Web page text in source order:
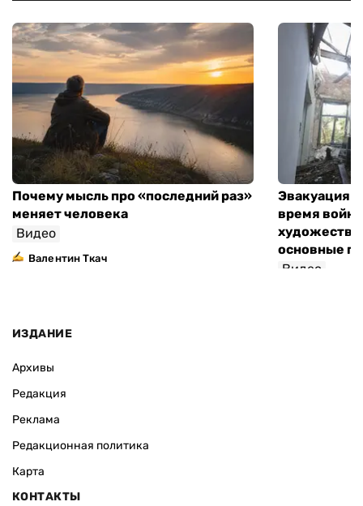
Почему мысль про «последний раз»
меняет человека
Видео
Валентин Ткач
Эвакуация
время
основные
Видео
ИЗДАНИЕ
Архивы
Редакция
Реклама
Редакционная политика
Карта
КОНТАКТЫ